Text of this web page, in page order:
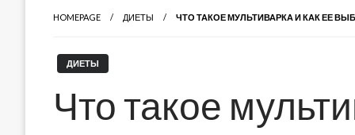
HOMEPAGE ДИЕТЫ ЧТО ТАКОЕ МУЛЬТИВАРКА И КАК ЕЕ
ДИЕТЫ
Что такое